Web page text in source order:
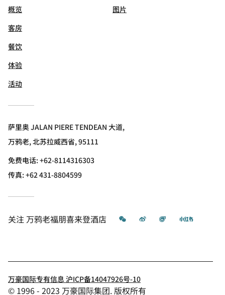
概览
客房
餐饮
体验
活动
图片
萨里奥 JALAN PIERE TENDEAN 大道,
万鸦老, 北苏拉威西省, 95111
免费电话:+62-8114316303
传真:+62 431-8804599
关注 万鸦老福朋喜来登酒店 微信 微博 飞猪 小红书
万豪国际专有信息 沪ICP备14047926号-10
© 1996 - 2023 万豪国际集团. 版权所有